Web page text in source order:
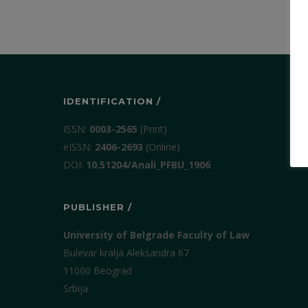
IDENTIFICATION /
ISSN: 0003-2565 (Print)
еISSN: 2406-2693 (Online)
DOI: 10.51204/Anali_PFBU_1906
PUBLISHER /
University of Belgrade Faculty of Law
Bulevar kralja Aleksandra 67
11000 Beograd
Srbija